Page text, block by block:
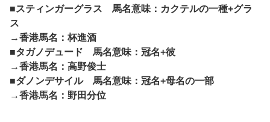
■スティンガーグラス 馬名意味：カクテルの一種+グラ
ス
→香港馬名：杯進酒
■タガノデュード 馬名意味：冠名+彼
→香港馬名：高野俊士
■ダノンデサイル 馬名意味：冠名+母名の一部
→香港馬名：野田分位